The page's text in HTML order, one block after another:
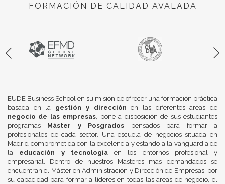
FORMACIÓN DE CALIDAD AVALADA
EUDE Business School en su misión de ofrecer una formación práctica
basada en la gestión y dirección en las diferentes áreas de
negocio de las empresas , pone a disposición de sus estudiantes
programas Máster y Posgrados pensados para formar a
profesionales de cada sector. Una escuela de negocios situada en
Madrid comprometida con la excelencia y estando a la vanguardia de
la educación y tecnologíaen los entornos profesional y
empresarial. Dentro de nuestros Másteres más demandados se
encuentran el Máster en Administración y Dirección de Empresas, por
su capacidad para formar a líderes en todas las áreas de negocio, el